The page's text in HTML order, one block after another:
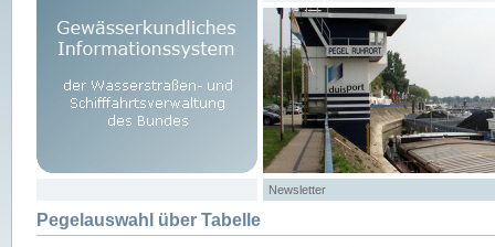
Newsletter
Pegelauswahl über Tabelle